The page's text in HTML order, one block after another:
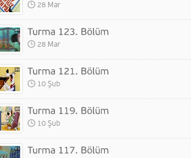
28 Mar
28 Mar
10 Şub
10 Şub